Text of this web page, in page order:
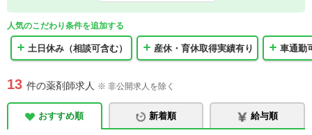
人気のこだわり条件を追加する
土日休み（相談可含む） 産休・育休取得実績有り 車通勤
13 件の薬剤師求人 ※ 非公開求人を除く
おすすめ順 新着順 給与順